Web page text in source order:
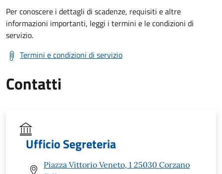
Per conoscere i dettagli di scadenze, requisiti e altre
informazioni importanti, leggi i termini e le condizioni di
servizio.
Termini e condizioni di servizio
Contatti
Ufficio Segreteria
Piazza Vittorio Veneto, 1 25030 Corzano